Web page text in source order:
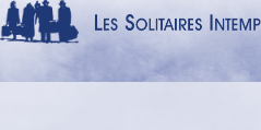
au
Navigation